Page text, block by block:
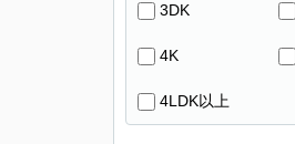
3DK
4K
4LDK以上